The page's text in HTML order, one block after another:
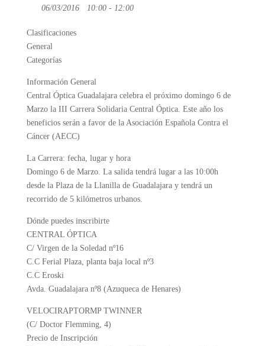
06/03/2016 10:00 - 12:00
Clasificaciones
General
Categorías
Información General
Central Óptica Guadalajara celebra el próximo domingo 6 de
Marzo la III Carrera Solidaria Central Óptica. Este año los
beneficios serán a favor de la Asociación Española Contra el
Cáncer (AECC)
La Carrera: fecha, lugar y hora
Domingo 6 de Marzo. La salida tendrá lugar a las 10:00h
desde la Plaza de la Llanilla de Guadalajara y tendrá un
recorrido de 5 kilómetros urbanos.
Dónde puedes inscribirte
CENTRAL ÓPTICA
C/ Virgen de la Soledad nº16
C.C Ferial Plaza, planta baja local nº3
C.C Eroski
Avda. Guadalajara nº8 (Azuqueca de Henares)
VELOCIRAPTORMP TWINNER
(C/ Doctor Flemming, 4)
Precio de Inscripción